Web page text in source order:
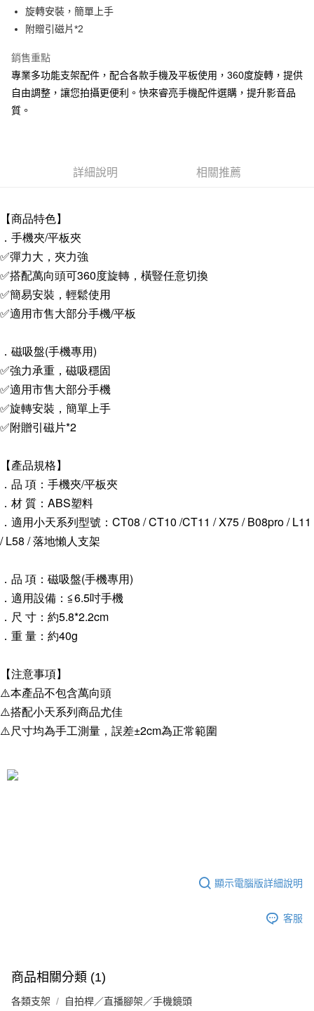
每筆NT$65，滿NT$690(含以上)免運費
7-11取貨付款
每筆NT$65，滿NT$690(含以上)免運費
付款後7-11取貨
每筆NT$65，滿NT$690(含以上)免運費
旋轉安裝，簡單上手
附贈引磁片*2
銷售重點
專業多功能支架配件，配合各款手機及平板使用，360度旋轉，提供
自由調整，讓您拍攝更便利。快來睿亮手機配件選購，提升影音品
質。
詳細說明 相關推薦
【商品特色】
．手機夾/平板夾
✅彈力大，夾力強
✅搭配萬向頭可360度旋轉，橫豎任意切換
✅簡易安裝，輕鬆使用
✅適用市售大部分手機/平板
．磁吸盤(手機專用)
✅強力承重，磁吸穩固
✅適用市售大部分手機
✅旋轉安裝，簡單上手
✅附贈引磁片*2
【產品規格】
．品 項：手機夾/平板夾
．材 質：ABS塑料
．適用小天系列型號：CT08 / CT10 /CT11 / X75 / B08pro / L11
/ L58 / 落地懶人支架
．品 項：磁吸盤(手機專用)
．適用設備：≦6.5吋手機
．尺 寸：約5.8*2.2cm
．重 量：約40g
【注意事項】
⚠️本產品不包含萬向頭
⚠️搭配小天系列商品尤佳
⚠️尺寸均為手工測量，誤差±2cm為正常範圍
顯示電腦版詳細說明
客服
商品相關分類 (1)
各類支架 自拍桿／直播腳架／手機鏡頭